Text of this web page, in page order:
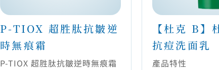
P-TIOX 超胜肽抗皺逆
時無痕霜
P-TIOX 超胜肽抗皺逆時無痕霜
【杜克 B】
抗痘洗面乳
產品特性